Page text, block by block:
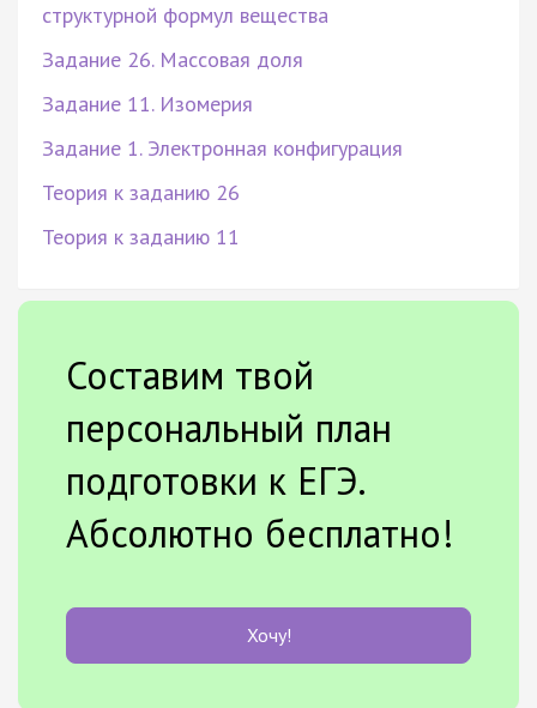
структурной формул вещества
Задание 26. Массовая доля
Задание 11. Изомерия
Задание 1. Электронная конфигурация
Теория к заданию 26
Теория к заданию 11
Составим твой
персональный план
подготовки к ЕГЭ.
Абсолютно бесплатно!
Хочу!